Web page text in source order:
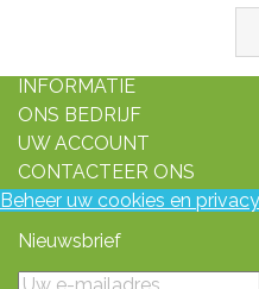
INFORMATIE
ONS BEDRIJF
UW ACCOUNT
CONTACTEER ONS
Beheer uw cookies en privacy
Nieuwsbrief